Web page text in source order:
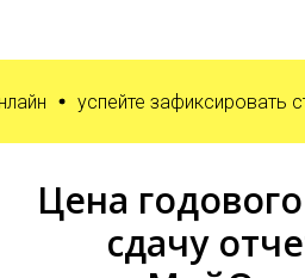
успейте зафиксировать
Цена
сдачу